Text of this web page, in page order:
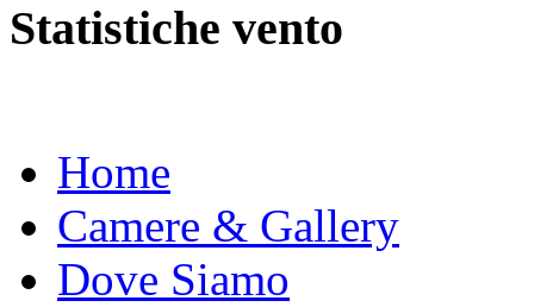
Statistiche vento
Home
Camere & Gallery
Dove Siamo